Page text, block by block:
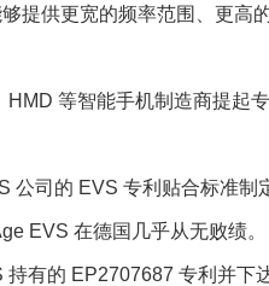
提供更宽的频率范围、更高
等智能手机制造商提起专
司的 EVS 专利贴合标准制
EVS 在德国几乎从无败绩。
有的 EP2707687 专利并下